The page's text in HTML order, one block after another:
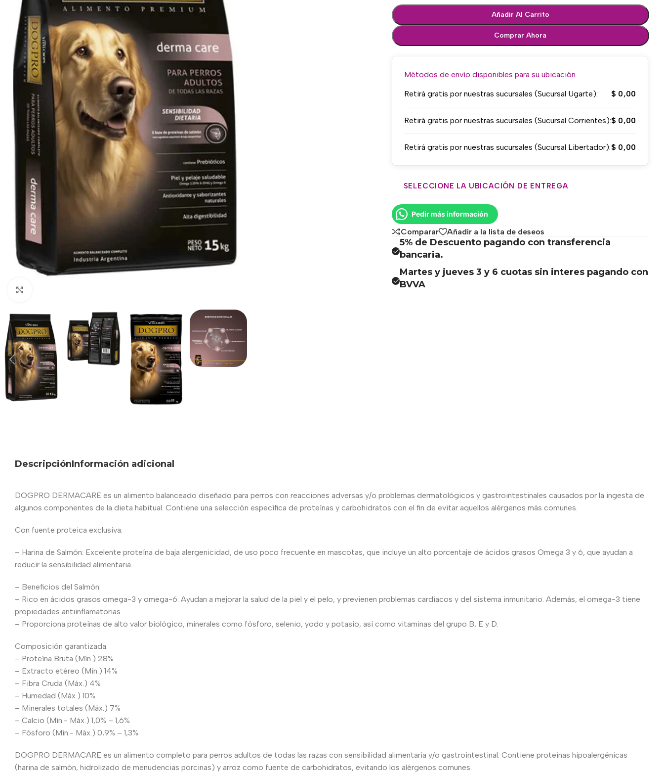
Añadir Al Carrito
Comprar Ahora
Métodos de envío disponibles para su ubicación
Retirá gratis por nuestras sucursales (Sucursal Ugarte): $ 0,00
Retirá gratis por nuestras sucursales (Sucursal Corrientes):$ 0,00
Retirá gratis por nuestras sucursales (Sucursal Libertador):$ 0,00
SELECCIONE LA UBICACIÓN DE ENTREGA
Pedir más información
Comparar Añadir a la lista de deseos
5% de Descuento pagando con transferencia
bancaria.
Martes y jueves 3 y 6 cuotas sin interes pagando con
BVVA
DescripciónInformación adicional
DOGPRO DERMACARE es un alimento balanceado diseñado para perros con reacciones adversas y/o problemas dermatológicos y gastrointestinales causados por la ingesta de
algunos componentes de la dieta habitual. Contiene una selección específica de proteínas y carbohidratos con el fin de evitar aquellos alérgenos más comunes.
Con fuente proteica exclusiva:
– Harina de Salmón: Excelente proteína de baja alergenicidad, de uso poco frecuente en mascotas, que incluye un alto porcentaje de ácidos grasos Omega 3 y 6, que ayudan a
reducir la sensibilidad alimentaria.
– Beneficios del Salmón:
– Rico en ácidos grasos omega-3 y omega-6: Ayudan a mejorar la salud de la piel y el pelo, y previenen problemas cardíacos y del sistema inmunitario. Además, el omega-3 tiene
propiedades antiinflamatorias.
– Proporciona proteínas de alto valor biológico, minerales como fósforo, selenio, yodo y potasio, así como vitaminas del grupo B, E y D.
Composición garantizada:
– Proteína Bruta (Mín.) 28%
– Extracto etéreo (Mín.) 14%
– Fibra Cruda (Máx.) 4%
– Humedad (Máx.) 10%
– Minerales totales (Máx.) 7%
– Calcio (Mín.- Máx.) 1,0% – 1,6%
– Fósforo (Mín.- Máx.) 0,9% – 1,3%
DOGPRO DERMACARE es un alimento completo para perros adultos de todas las razas con sensibilidad alimentaria y/o gastrointestinal. Contiene proteínas hipoalergénicas
(harina de salmón, hidrolizado de menudencias porcinas) y arroz como fuente de carbohidratos, evitando los alérgenos comunes.